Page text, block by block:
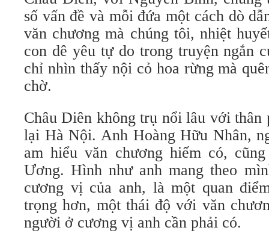
số vấn đề và mỗi đứa một cách dò
văn chương mà chúng tôi, nhiệt
con dê yêu tự do trong truyện ngắn
chỉ nhìn thấy nội cỏ hoa rừng mà
chờ.
Châu Diên không trụ nổi lâu với thân
lại Hà Nội. Anh Hoàng Hữu Nhân,
am hiểu văn chương hiếm có,
Ương. Hình như anh mang theo
cương vị của anh, là một quan
trọng hơn, một thái độ với văn
người ở cương vị anh cần phải có.